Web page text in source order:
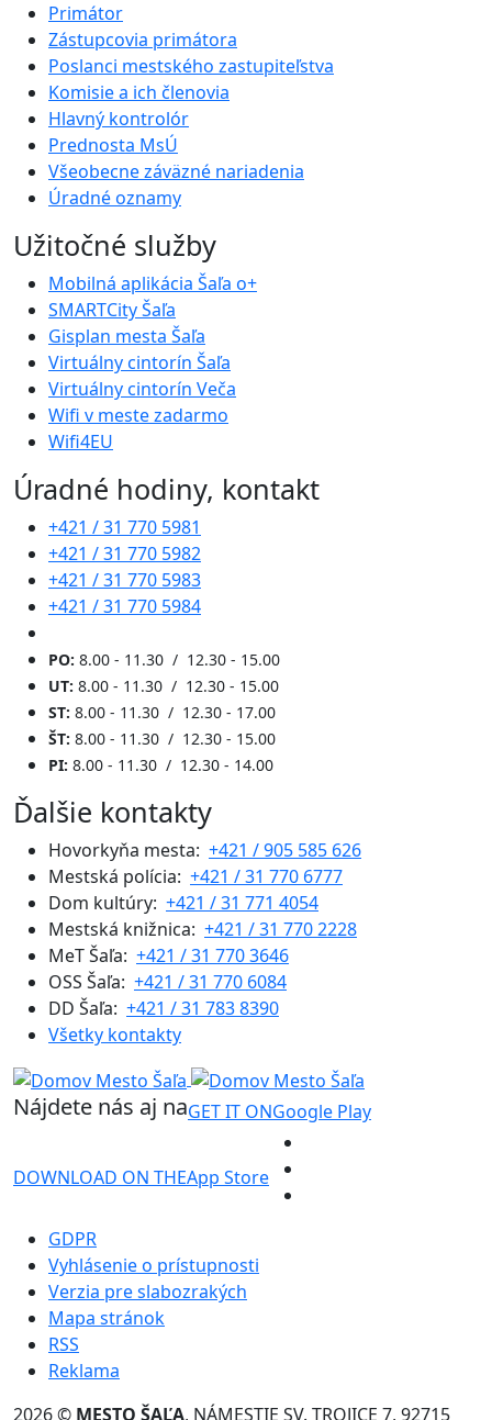
Primátor
Zástupcovia primátora
Poslanci mestského zastupiteľstva
Komisie a ich členovia
Hlavný kontrolór
Prednosta MsÚ
Všeobecne záväzné nariadenia
Úradné oznamy
Užitočné služby
Mobilná aplikácia Šaľa o+
SMARTCity Šaľa
Gisplan mesta Šaľa
Virtuálny cintorín Šaľa
Virtuálny cintorín Veča
Wifi v meste zadarmo
Wifi4EU
Úradné hodiny, kontakt
+421 / 31 770 5981
+421 / 31 770 5982
+421 / 31 770 5983
+421 / 31 770 5984
PO: 8.00 - 11.30 / 12.30 - 15.00
UT: 8.00 - 11.30 / 12.30 - 15.00
ST: 8.00 - 11.30 / 12.30 - 17.00
ŠT: 8.00 - 11.30 / 12.30 - 15.00
PI: 8.00 - 11.30 / 12.30 - 14.00
Ďalšie kontakty
Hovorkyňa mesta: +421 / 905 585 626
Mestská polícia: +421 / 31 770 6777
Dom kultúry: +421 / 31 771 4054
Mestská knižnica: +421 / 31 770 2228
MeT Šaľa: +421 / 31 770 3646
OSS Šaľa: +421 / 31 770 6084
DD Šaľa: +421 / 31 783 8390
Všetky kontakty
Nájdete nás aj naGET IT ONGoogle Play
DOWNLOAD ON THEApp Store
GDPR
Vyhlásenie o prístupnosti
Verzia pre slabozrakých
Mapa stránok
RSS
Reklama
2026 © MESTO ŠAĽA, NÁMESTIE SV. TROJICE 7, 92715